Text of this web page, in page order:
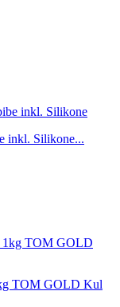
inkl. Silikone...
TOM GOLD Kul